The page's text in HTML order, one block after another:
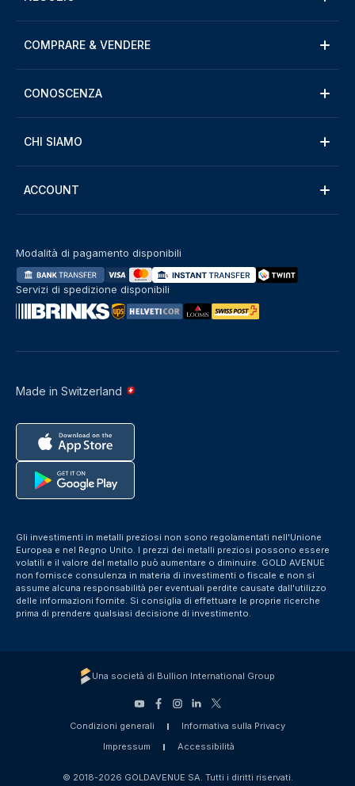
COMPRARE & VENDERE
CONOSCENZA
CHI SIAMO
ACCOUNT
Made in Switzerland
Modalità di pagamento disponibili
Servizi di spedizione disponibili
Gli investimenti in metalli preziosi non sono regolamentati nell'Unione
Europea e nel Regno Unito. I prezzi dei metalli preziosi possono essere
volatili e il valore del metallo può aumentare o diminuire. GOLD AVENUE
non fornisce consulenza in materia di investimenti o fiscale e non si
assume alcuna responsabilità per eventuali perdite causate dall'utilizzo
delle informazioni fornite. Si consiglia di effettuare le proprie ricerche
prima di prendere qualsiasi decisione di investimento.
Una società di Bullion International Group
Condizioni generali
Informativa sulla Privacy
Impressum
Accessibilità
© 2018-2026 GOLDAVENUE SA. Tutti i diritti riservati.